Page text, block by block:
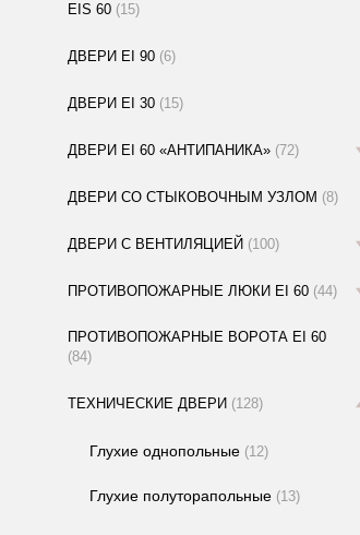
EIS 60 (15)
ДВЕРИ EI 90 (6)
ДВЕРИ EI 30 (15)
ДВЕРИ EI 60 «АНТИПАНИКА» (72)
ДВЕРИ СО СТЫКОВОЧНЫМ УЗЛОМ (8)
ДВЕРИ С ВЕНТИЛЯЦИЕЙ (100)
ПРОТИВОПОЖАРНЫЕ ЛЮКИ EI 60 (44)
ПРОТИВОПОЖАРНЫЕ ВОРОТА EI 60
(84)
ТЕХНИЧЕСКИЕ ДВЕРИ (128)
Глухие однопольные (12)
Глухие полуторапольные (13)